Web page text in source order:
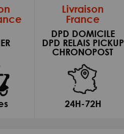
Livraison
France
DPD DOMICILE
DPD RELAIS PICKUP
CHRONOPOST
24H-72H